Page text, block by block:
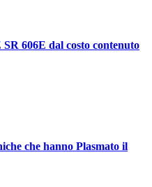
606E dal costo contenuto
che hanno Plasmato il